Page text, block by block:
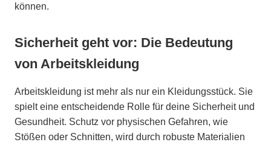
können.
Sicherheit geht vor: Die Bedeutung
von Arbeitskleidung
Arbeitskleidung ist mehr als nur ein Kleidungsstück. Sie
spielt eine entscheidende Rolle für deine Sicherheit und
Gesundheit. Schutz vor physischen Gefahren, wie
Stößen oder Schnitten, wird durch robuste Materialien